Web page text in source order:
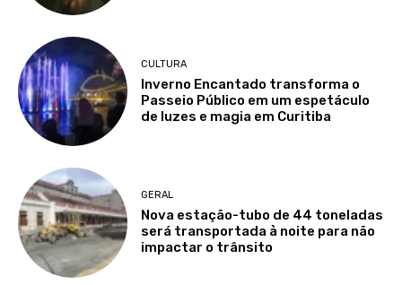
CULTURA
Inverno Encantado transforma o
Passeio Público em um espetáculo
de luzes e magia em Curitiba
GERAL
Nova estação-tubo de 44 toneladas
será transportada à noite para não
impactar o trânsito